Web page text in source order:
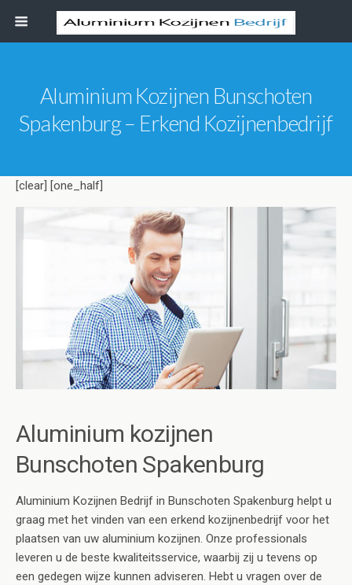
Aluminium Kozijnen Bunschoten
Spakenburg – Erkend Kozijnenbedrijf
[clear] [one_half]
Aluminium kozijnen
Bunschoten Spakenburg
Aluminium Kozijnen Bedrijf in Bunschoten Spakenburg helpt u
graag met het vinden van een erkend kozijnenbedrijf voor het
plaatsen van uw aluminium kozijnen. Onze professionals
leveren u de beste kwaliteitsservice, waarbij zij u tevens op
een gedegen wijze kunnen adviseren. Hebt u vragen over de